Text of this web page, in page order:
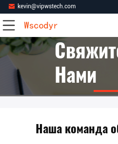
kevin@vipwstech.com
Нами
Наша команда